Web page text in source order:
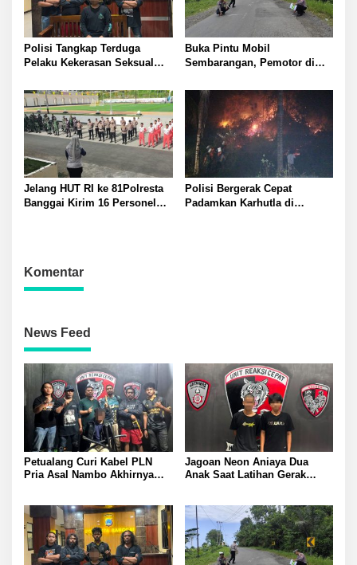
Polisi Tangkap Terduga
Pelaku Kekerasan Seksual
Luwuk
Buka Pintu Mobil
Sembarangan, Pemotor di
Lakukan Olah TKP
Jelang HUT RI ke 81Polresta
Banggai Kirim 16 Personel
Polisi Bergerak Cepat
Padamkan Karhutla di
Komentar
News Feed
Petualang Curi Kabel PLN
Pria Asal Nambo Akhirnya
Jagoan Neon Aniaya Dua
Anak Saat Latihan Gerak